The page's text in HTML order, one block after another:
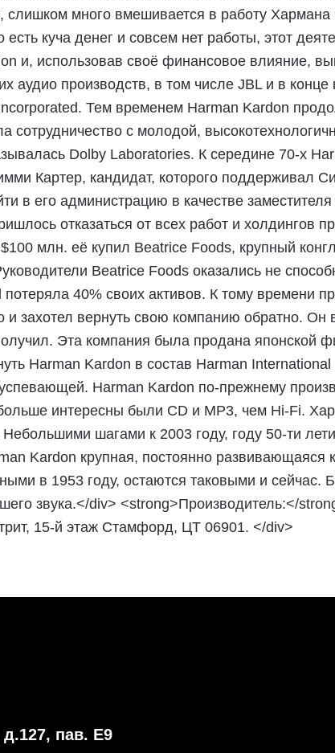
много вмешивается в работу Хармана
куча денег и совсем нет работы, этот
и, использовав своё финансовое влияние,
аудио производств, в том числе JBL и в
Тем временем Harman Kardon
сотрудничество с молодой,
Dolby Laboratories. К середине 70-х
Картер, кандидат, которого поддерживал
в его администрацию в качестве
отказаться от всех работ и холдингов
млн. её купил Beatrice Foods, крупный
Beatrice Foods оказались не
40% своих активов. К тому времени
и захотел вернуть свою компанию обратно. Он
Эта компания была продана японской
Harman Kardon в состав Harman
Harman Kardon по-прежнему
интересны были CD и MP3, чем Hi-Fi.
шагами к 2003 году, году 50-ти
Kardon крупная, постоянно развивающаяся
в 1953 году, остаются таковыми и сейчас.
звука.</div> <strong>Производитель:</
15-й этаж Стамфорд, ЦТ 06901. </div>
пав. Е9